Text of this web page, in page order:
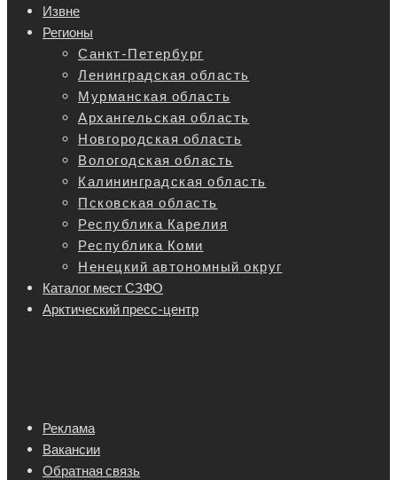
Извне
Регионы
Санкт-Петербург
Ленинградская область
Мурманская область
Архангельская область
Новгородская область
Вологодская область
Калининградская область
Псковская область
Республика Карелия
Республика Коми
Ненецкий автономный округ
Каталог мест СЗФО
Арктический пресс-центр
Реклама
Вакансии
Обратная связь